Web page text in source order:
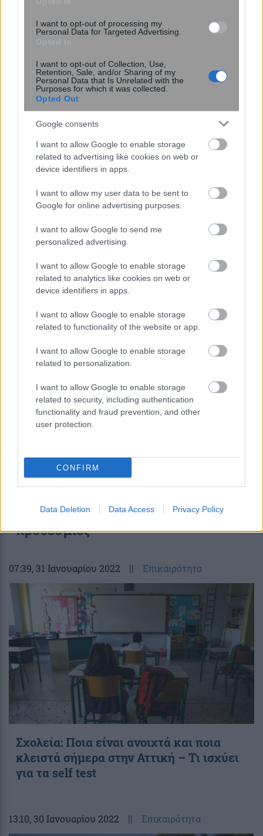
I want to opt-out of processing my
Personal Data for Targeted Advertising.
I want to opt-out of Collection, Use,
Retention, Sale, and/or Sharing of my
Personal Data that Is Unrelated with the
Purposes for which it was collected.
Opted Out
Google consents
I want to allow Google to enable storage
related to advertising like cookies on web or
device identifiers in apps.
I want to allow my user data to be sent to
Google for online advertising purposes.
I want to allow Google to send me
personalized advertising.
I want to allow Google to enable storage
related to analytics like cookies on web or
device identifiers in apps.
I want to allow Google to enable storage
related to functionality of the website or app.
I want to allow Google to enable storage
related to personalization.
I want to allow Google to enable storage
related to security, including authentication
functionality and fraud prevention, and other
user protection.
CONFIRM
Data Deletion Data Access Privacy Policy
, 31 Ιανουαρίου 2022 || Επικαιρότητα
Το γαϊτανάκι των ευθυνών για το χάος
Κακοκαιρία “Ελπίς”: Η αλήθεια για
ρεύματος – Οι παγίδες και οι
προθεσμίες
07:39, 31 Ιανουαρίου 2022 || Επικαιρότητα
Σχολεία: Ποια είναι ανοιχτά και ποια
κλειστά σήμερα στην Αττική – Τι ισχύει
για τα self test
13:10, 30 Ιανουαρίου 2022 || Επικαιρότητα